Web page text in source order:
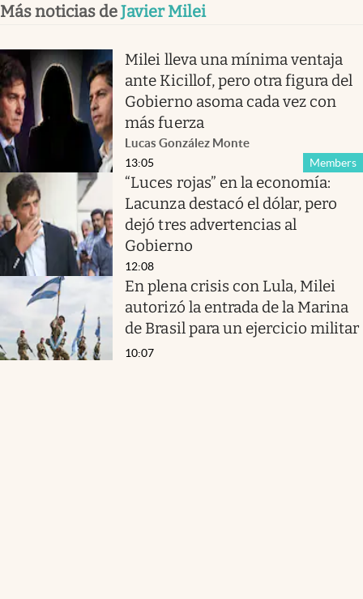
Más noticias deJavier Milei
Milei lleva una mínima ventaja
ante Kicillof, pero otra figura del
Gobierno asoma cada vez con
más fuerza
Lucas González Monte
Members
13:05
“Luces rojas” en la economía:
Lacunza destacó el dólar, pero
dejó tres advertencias al
Gobierno
12:08
En plena crisis con Lula, Milei
autorizó la entrada de la Marina
de Brasil para un ejercicio militar
10:07